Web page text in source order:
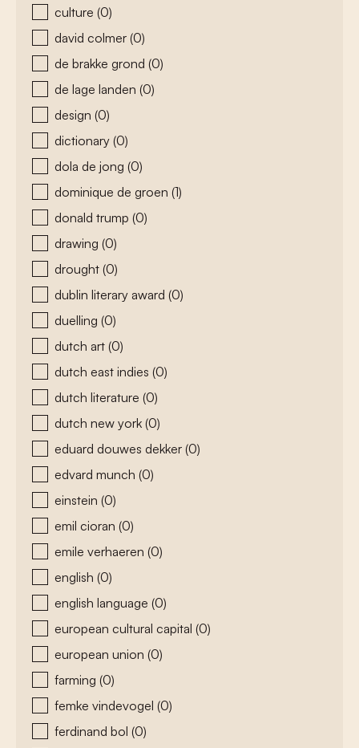
culture (0)
david colmer (0)
de brakke grond (0)
de lage landen (0)
design (0)
dictionary (0)
dola de jong (0)
dominique de groen (1)
donald trump (0)
drawing (0)
drought (0)
dublin literary award (0)
duelling (0)
dutch art (0)
dutch east indies (0)
dutch literature (0)
dutch new york (0)
eduard douwes dekker (0)
edvard munch (0)
einstein (0)
emil cioran (0)
emile verhaeren (0)
english (0)
english language (0)
european cultural capital (0)
european union (0)
farming (0)
femke vindevogel (0)
ferdinand bol (0)